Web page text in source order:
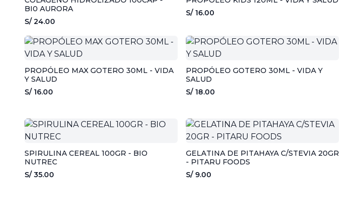
BI0 AURORA
S/ 24.00
S/ 16.00
PROPÓLEO MAX GOTERO 30ML - VIDA
Y SALUD
S/ 16.00
PROPÓLEO GOTERO 30ML - VIDA Y
SALUD
S/ 18.00
SPIRULINA CEREAL 100GR - BIO
NUTREC
S/ 35.00
GELATINA DE PITAHAYA C/STEVIA 20GR
- PITARU FOODS
S/ 9.00